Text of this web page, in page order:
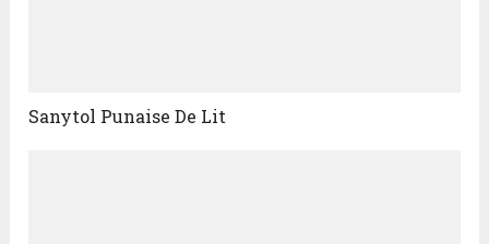
Sanytol Punaise De Lit